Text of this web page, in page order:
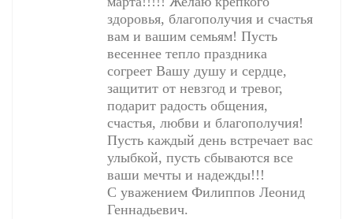
здоровья, благополучия и счастья
вам и вашим семьям! Пусть
весеннее тепло праздника
согреет Вашу душу и сердце,
защитит от невзгод и тревог,
подарит радость общения,
счастья, любви и благополучия!
Пусть каждый день встречает вас
улыбкой, пусть сбываются все
ваши мечты и надежды!!!
С уважением Филиппов Леонид
Геннадьевич.